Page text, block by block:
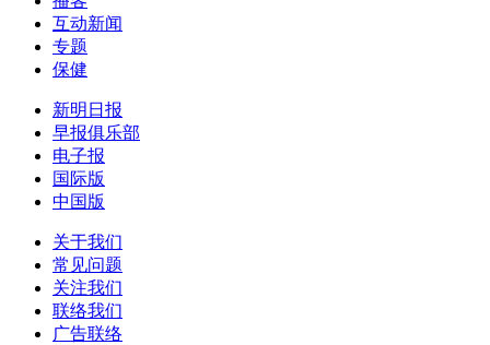
互动新闻
专题
保健
新明日报
早报俱乐部
电子报
国际版
中国版
关于我们
常见问题
关注我们
联络我们
广告联络